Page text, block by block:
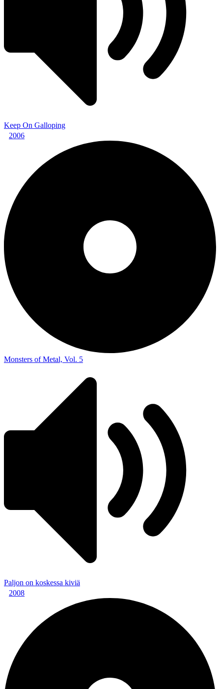
Keep On Galloping
2006
Monsters of Metal, Vol. 5
Paljon on koskessa kiviä
2008